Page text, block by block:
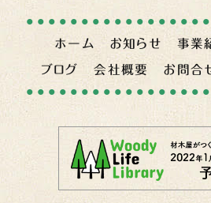
ホーム お知らせ 事業
ブログ 会社概要 お問合